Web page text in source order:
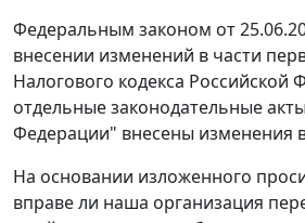
Федеральным законом от
внесении изменений в части
Налогового кодекса Российской
отдельные законодательные
Федерации" внесены изменения
На основании изложенного
вправе ли наша организация